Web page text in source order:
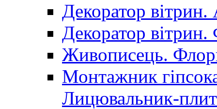
Декоратор вітрин.
Декоратор вітрин.
Живописець.
Монтажник
Лицювальник-